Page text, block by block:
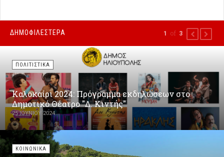
ΔΗΜΟΦΙΛΕΣΤΕΡΑ
ΠΟΛΙΤΙΣΤΙΚΑ
Καλοκαίρι 2024: Πρόγραμμα εκδηλώσεων στο
Δημοτικό Θέατρο "Δ. Κιντής"
25 ΙΟΥΝΊΟΥ 2024
ΚΟΙΝΩΝΙΚΑ
1 of 3 PREVIOUS
NEXT